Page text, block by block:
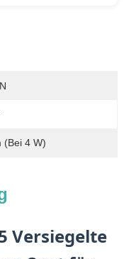
(bei 4 W)
Versiegelte